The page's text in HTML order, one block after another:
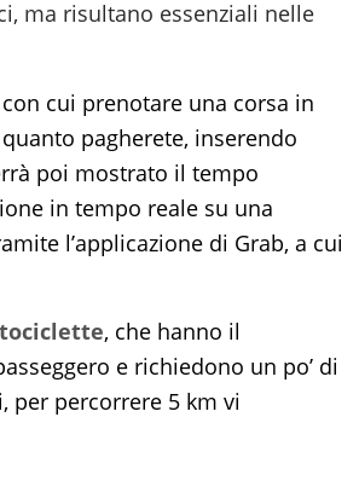
ma risultano essenziali nelle
con cui prenotare una corsa in
pagherete, inserendo
poi mostrato il tempo
in tempo reale su una
l’applicazione di Grab, a cui
, che hanno il
e richiedono un po’ di
per percorrere 5 km vi